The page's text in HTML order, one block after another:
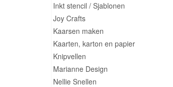
Inkt stencil / Sjablonen
Joy Crafts
Kaarsen maken
Kaarten, karton en papier
Knipvellen
Marianne Design
Nellie Snellen